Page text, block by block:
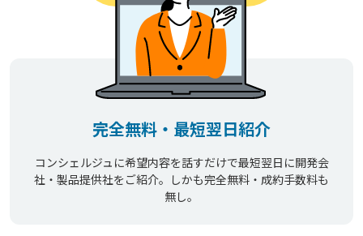
完全無料・最短翌日紹介
コンシェルジュに希望内容を話すだけで最短翌日に開発会
社・製品提供社をご紹介。しかも完全無料・成約手数料も
無し。